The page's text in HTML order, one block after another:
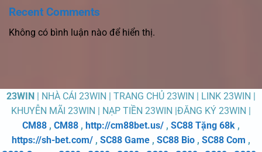
Recent Comments
Không có bình luận nào để hiển thị.
23WIN | NHÀ CÁI 23WIN | TRANG CHỦ 23WIN | LINK 23WIN |
KHUYỄN MÃI 23WIN | NẠP TIỀN 23WIN |ĐĂNG KÝ 23WIN |
CM88 , CM88 , http://cm88bet.us/ , SC88 Tặng 68k ,
https://sh-bet.com/ , SC88 Game , SC88 Bio , SC88 Com ,